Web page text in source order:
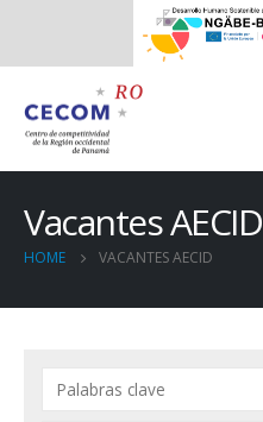
Vacantes AECID
HOME VACANTES AECID